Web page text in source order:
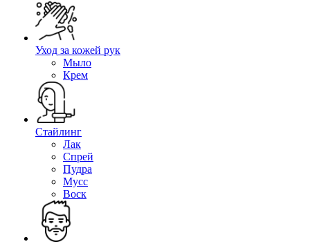
Уход за кожей рук
Мыло
Крем
Стайлинг
Лак
Спрей
Пудра
Мусс
Воск